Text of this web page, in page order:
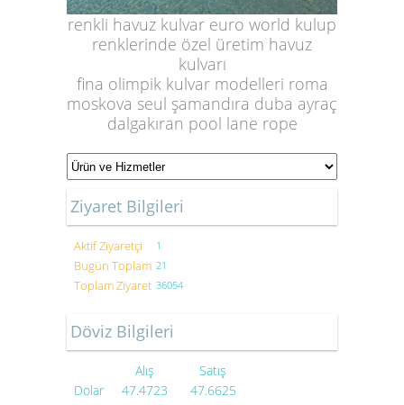
renkli havuz kulvar euro world kulup
renklerinde özel üretim havuz
kulvarı
fina olimpik kulvar modelleri roma
moskova seul şamandıra duba ayraç
dalgakıran pool lane rope
Ziyaret Bilgileri
Aktif Ziyaretçi 1
Bugün Toplam 21
Toplam Ziyaret 36054
Döviz Bilgileri
Alış
Satış
Dolar
47.4723
47.6625